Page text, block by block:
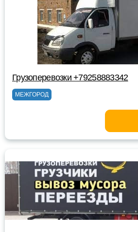
Грузоперевозки +79258883342
МЕЖГОРОД